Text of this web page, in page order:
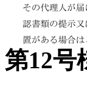
第12号